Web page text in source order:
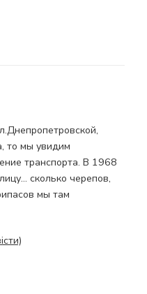
то мы увидим
транспорта. В 1968
сколько черепов,
мы там